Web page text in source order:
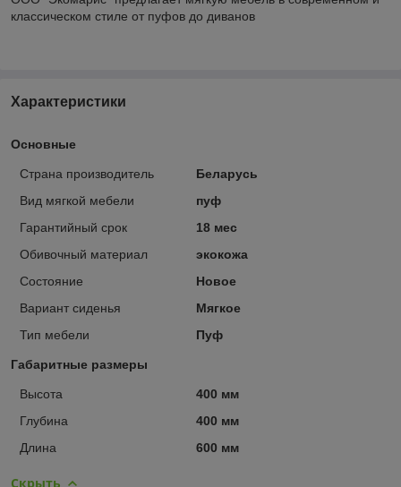
классическом стиле от пуфов до диванов
Характеристики
Основные
Страна производитель
Беларусь
Вид мягкой мебели
пуф
Гарантийный срок
18 мес
Обивочный материал
экокожа
Состояние
Новое
Вариант сиденья
Мягкое
Тип мебели
Пуф
Габаритные размеры
Высота
400 мм
Глубина
400 мм
Длина
600 мм
Скрыть